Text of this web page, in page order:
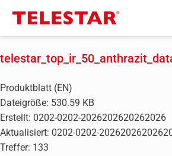
Produktblatt (EN)
Dateigröße: 530.59 KB
Erstellt: 0202-0202-2026202620262026
Aktualisiert: 0202-0202-
Treffer: 133